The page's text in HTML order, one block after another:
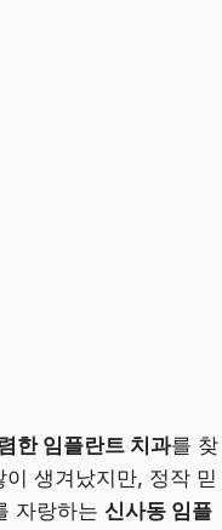
한 임플란트 치과를 찾
생겨났지만, 정작 믿
자랑하는 신사동 임플